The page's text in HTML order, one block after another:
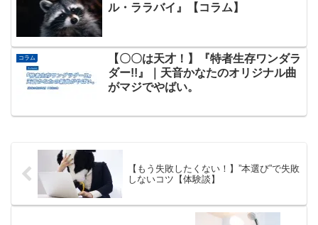
ル・ララバイ』【コラム】
コラム
【〇〇は天才！】『特者生存ワンダラ
ダー!!』｜天音かなたのオリジナル曲
がマジでやばい。
【もう失敗したくない！】”本選び”で失敗
しないコツ【体験談】